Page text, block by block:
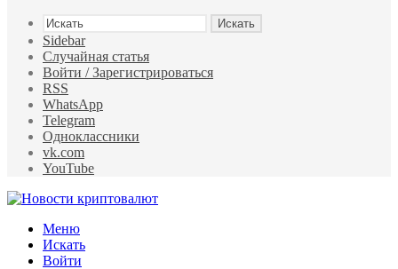
Искать
Sidebar
Случайная статья
Войти / Зарегистрироваться
RSS
WhatsApp
Telegram
Одноклассники
vk.com
YouTube
Меню
Искать
Войти